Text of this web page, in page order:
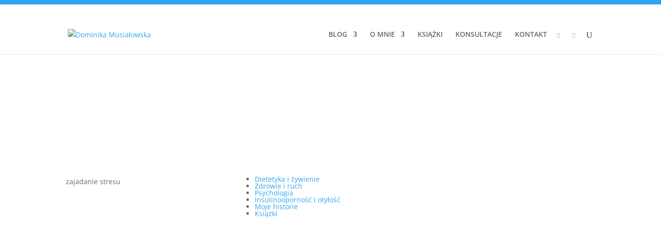
BLOG O MNIE KSIĄŻKI KONSULTACJE KONTAKT
zajadanie stresu Dietetyka i żywienie
Zdrowie i ruch
Psychologia
Insulinooporność i otyłość
Moje historie
Książki